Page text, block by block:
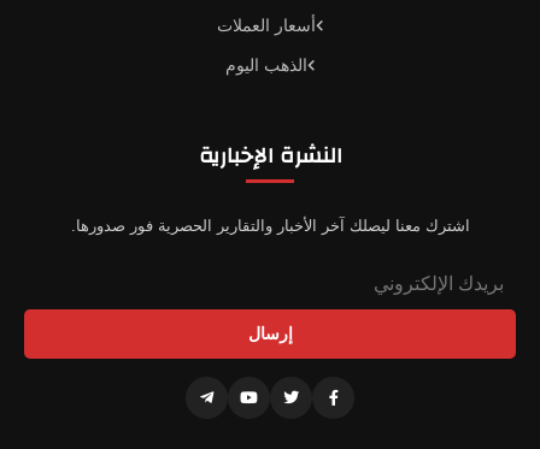
أسعار العملات
الذهب اليوم
النشرة الإخبارية
اشترك معنا ليصلك آخر الأخبار والتقارير الحصرية فور صدورها.
إرسال